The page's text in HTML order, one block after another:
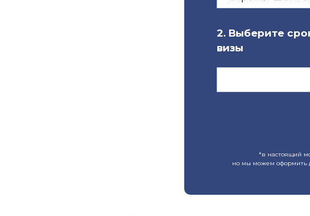
2. Выберите
визы
*в настоящий
но мы можем оформить